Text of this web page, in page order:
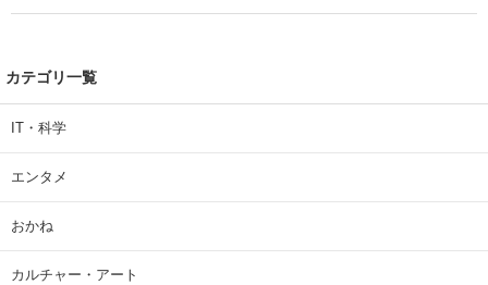
| 大学 ねとらぼリサーチ
カテゴリ一覧
IT・科学
エンタメ
おかね
カルチャー・アート